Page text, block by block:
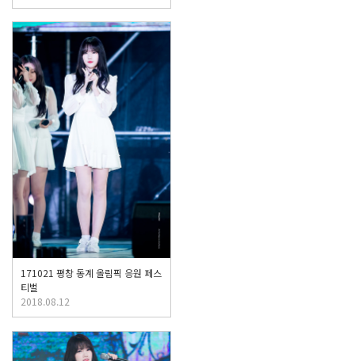
171021 평창 동계 올림픽 응원 페스
티벌
2018.08.12